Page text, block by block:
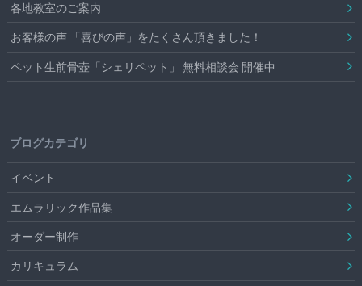
各地教室のご案内
お客様の声 「喜びの声」をたくさん頂きました！
ペット生前骨壺「シェリペット」 無料相談会 開催中
ブログカテゴリ
イベント
エムラリック作品集
オーダー制作
カリキュラム